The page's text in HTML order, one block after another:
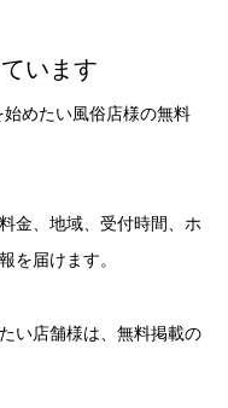
います
めたい風俗店様の無料
金、地域、受付時間、ホ
を届けます。
い店舗様は、無料掲載の